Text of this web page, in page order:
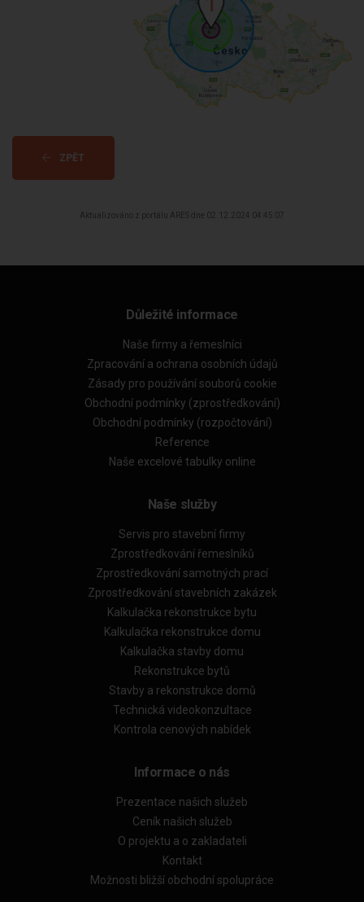
ZPĚT
Aktualizováno z portálu ARES dne 02.12.2024 04:45:07
Důležité informace
Naše firmy a řemeslníci
Zpracování a ochrana osobních údajů
Zásady pro používání souborů cookie
Obchodní podmínky (zprostředkování)
Obchodní podmínky (rozpočtování)
Reference
Naše excelové tabulky online
Naše služby
Servis pro stavební firmy
Zprostředkování řemeslníků
Zprostředkování samotných prací
Zprostředkování stavebních zakázek
Kalkulačka rekonstrukce bytu
Kalkulačka rekonstrukce domu
Kalkulačka stavby domu
Rekonstrukce bytů
Stavby a rekonstrukce domů
Technická videokonzultace
Kontrola cenových nabídek
Informace o nás
Prezentace našich služeb
Ceník našich služeb
O projektu a o zakladateli
Kontakt
Možnosti bližší obchodní spolupráce